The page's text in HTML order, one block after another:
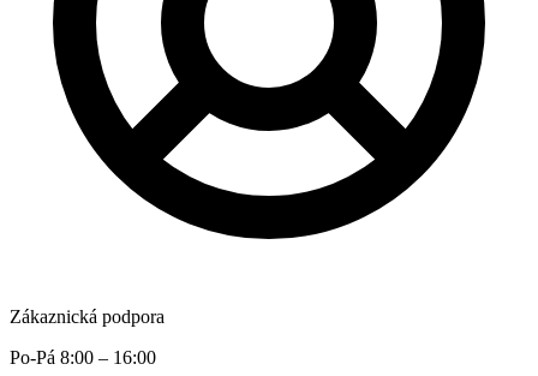
Zákaznická podpora
Po-Pá 8:00 – 16:00